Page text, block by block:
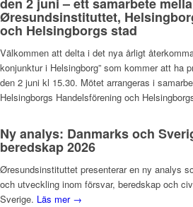
Øresundsinstituttet,
och Helsingborgs stad
Välkommen att delta i det nya årligt
konjunktur i Helsingborg” som kommer att ha
den 2 juni kl 15.30. Mötet arrangeras i
Helsingborgs Handelsförening och
Ny analys: Danmarks och
beredskap 2026
Øresundsinstituttet presenterar en ny analys
och utveckling inom försvar, beredskap och
Sverige. Läs mer →